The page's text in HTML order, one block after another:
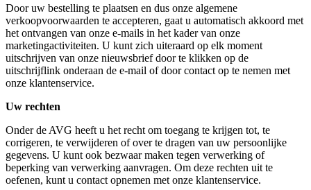
Door uw bestelling te plaatsen en dus onze algemene
verkoopvoorwaarden te accepteren, gaat u automatisch akkoord met
het ontvangen van onze e-mails in het kader van onze
marketingactiviteiten. U kunt zich uiteraard op elk moment
uitschrijven van onze nieuwsbrief door te klikken op de
uitschrijflink onderaan de e-mail of door contact op te nemen met
onze klantenservice.
Uw rechten
Onder de AVG heeft u het recht om toegang te krijgen tot, te
corrigeren, te verwijderen of over te dragen van uw persoonlijke
gegevens. U kunt ook bezwaar maken tegen verwerking of
beperking van verwerking aanvragen. Om deze rechten uit te
oefenen, kunt u contact opnemen met onze klantenservice.